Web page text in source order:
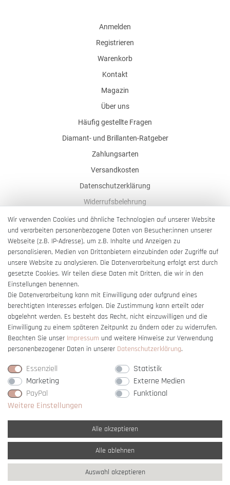
Anmelden
Registrieren
Warenkorb
Kontakt
Magazin
Über uns
Häufig gestellte Fragen
Diamant- und Brillanten-Ratgeber
Zahlungsarten
Versandkosten
Datenschutzerklärung
Widerrufsbelehrung
AGB
Impressum
Barrierefreiheitserklärung
Vertrag widerrufen
* Alle Preise verstehen sich inkl. gesetzl. MwSt. undzzgl. Versandkosten
** Nur innerhalb Deutschlands© copyright 2007-2026 Schmuck Krone / Alle
Rechte vorbehalten / powered bycreateyourtemplate
Wir verwenden Cookies und ähnliche Technologien auf unserer Website
und verarbeiten personenbezogene Daten von Besucher:innen unserer
Webseite (z.B. IP-Adresse), um z.B. Inhalte und Anzeigen zu
personalisieren, Medien von Drittanbietern einzubinden oder Zugriffe auf
unsere Website zu analysieren. Die Datenverarbeitung erfolgt erst durch
gesetzte Cookies. Wir teilen diese Daten mit Dritten, die wir in den
Einstellungen benennen.
Die Datenverarbeitung kann mit Einwilligung oder aufgrund eines
berechtigten Interesses erfolgen. Die Zustimmung kann erteilt oder
abgelehnt werden. Es besteht das Recht, nicht einzuwilligen und die
Einwilligung zu einem späteren Zeitpunkt zu ändern oder zu widerrufen.
Beachten Sie unser Impressum und weitere Hinweise zur Verwendung
personenbezogener Daten in unserer Daten­schutz­erklärung.
Essenziell
Statistik
Marketing
Externe Medien
PayPal
Funktional
Weitere Einstellungen
Alle akzeptieren
Alle ablehnen
Auswahl akzeptieren